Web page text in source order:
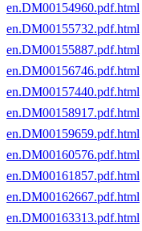
en.DM00154960.pdf.html
en.DM00155732.pdf.html
en.DM00155887.pdf.html
en.DM00156746.pdf.html
en.DM00157440.pdf.html
en.DM00158917.pdf.html
en.DM00159659.pdf.html
en.DM00160576.pdf.html
en.DM00161857.pdf.html
en.DM00162667.pdf.html
en.DM00163313.pdf.html